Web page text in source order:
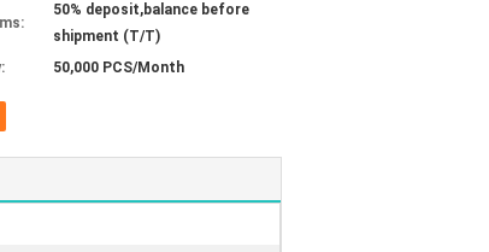
50% deposit,balance before
shipment (T/T)
50,000 PCS/Month